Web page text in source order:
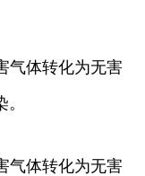
气体转化为无害
气体转化为无害